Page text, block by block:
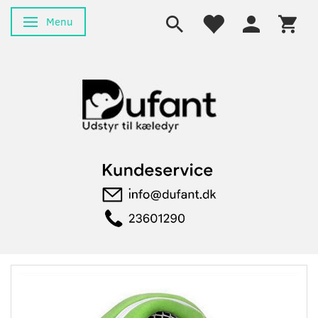
Skifte navigation
Menu